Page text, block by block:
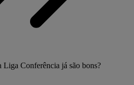
Liga Conferência já são bons?